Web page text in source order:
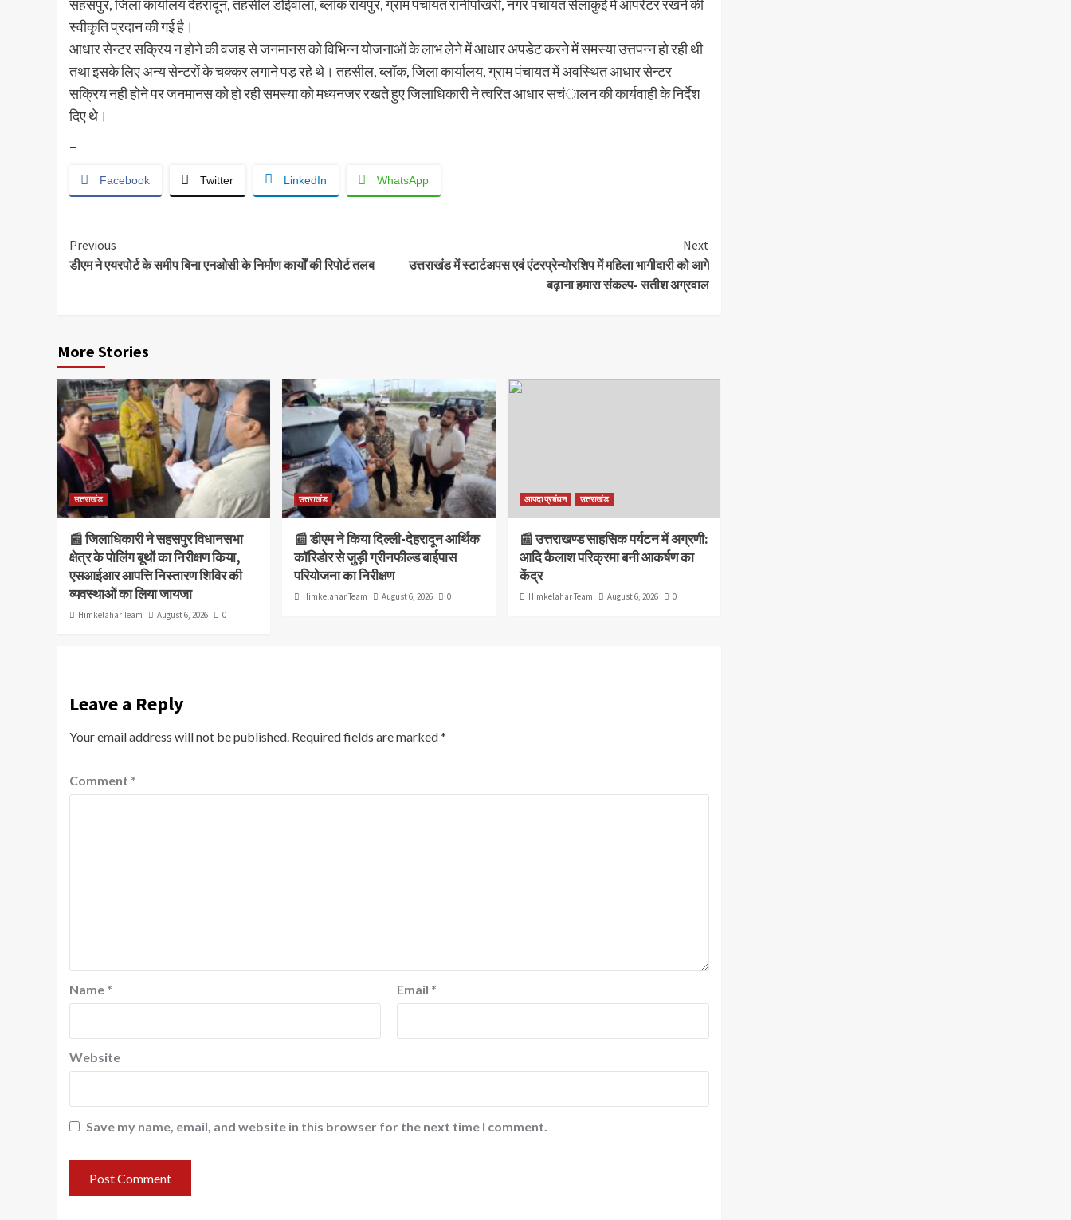
सहसपुर, जिला कार्यालय देहरादून, तहसील डोईवाला, ब्लॉक रायपुर, ग्राम पंचायत रानीपोखरी, नगर पंचायत सेलाकुई में आपरेटर रखने की
स्वीकृति प्रदान की गई है।
आधार सेन्टर सक्रिय न होने की वजह से जनमानस को विभिन्न योजनाओं के लाभ लेने में आधार अपडेट करने में समस्या उत्तपन्न हो रही थी
तथा इसके लिए अन्य सेन्टरों के चक्कर लगाने पड़ रहे थे। तहसील, ब्लॉक, जिला कार्यालय, ग्राम पंचायत में अवस्थित आधार सेन्टर
सक्रिय नही होने पर जनमानस को हो रही समस्या को मध्यनजर रखते हुए जिलाधिकारी ने त्वरित आधार सचंालन की कार्यवाही के निर्देश
दिए थे।
–
Facebook Twitter LinkedIn WhatsApp
Continue
Reading
Previous
डीएम ने एयरपोर्ट के समीप बिना एनओसी के निर्माण कार्यों की रिपोर्ट तलब
Next
उत्तराखंड में स्टार्टअपस एवं एंटरप्रेन्योरशिप में महिला भागीदारी को आगे
बढ़ाना हमारा संकल्प- सतीश अग्रवाल
More Stories
उत्तराखंड
📰 जिलाधिकारी ने सहसपुर विधानसभा
क्षेत्र के पोलिंग बूथों का निरीक्षण किया,
एसआईआर आपत्ति निस्तारण शिविर की
व्यवस्थाओं का लिया जायजा
Himkelahar Team August 6, 2026 0
उत्तराखंड
📰 डीएम ने किया दिल्ली-देहरादून आर्थिक
कॉरिडोर से जुड़ी ग्रीनफील्ड बाईपास
परियोजना का निरीक्षण
Himkelahar Team August 6, 2026 0
आपदा प्रबंधन उत्तराखंड
📰 उत्तराखण्ड साहसिक पर्यटन में अग्रणी:
आदि कैलाश परिक्रमा बनी आकर्षण का
केंद्र
Himkelahar Team August 6, 2026 0
Leave a Reply
Your email address will not be published. Required fields are marked*
Comment *
Name * Email *
Website
Save my name, email, and website in this browser for the next time I comment.